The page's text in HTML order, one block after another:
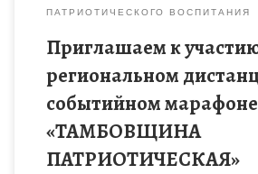
ПАТРИОТИЧЕСКОГО ВОСПИТАНИЯ
Приглашаем к
региональном
событийном марафоне
«ТАМБОВЩИНА
ПАТРИОТИЧЕСКАЯ»